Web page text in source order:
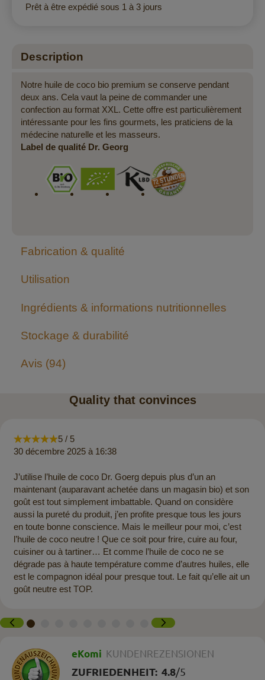
Prêt à être expédié sous 1 à 3 jours
Description
Notre huile de coco bio premium se conserve pendant
deux ans. Cela vaut la peine de commander une
confection au format XXL. Cette offre est particulièrement
intéressante pour les fins gourmets, les praticiens de la
médecine naturelle et les masseurs.
Label de qualité Dr. Georg
Fabrication & qualité
Utilisation
Ingrédients & informations nutritionnelles
Stockage & durabilité
Avis 94
Quality that convinces
5 / 5
30 décembre 2025 à 16:38
J’utilise l’huile de coco Dr. Goerg depuis plus d’un an
maintenant (auparavant achetée dans un magasin bio) et son
goût est tout simplement imbattable. Quand on considère
aussi la pureté du produit, j’en profite presque tous les jours
en toute bonne conscience. Mais le meilleur pour moi, c’est
l’huile de coco neutre ! Que ce soit pour frire, cuire au four,
cuisiner ou à tartiner… Et comme l’huile de coco ne se
dégrade pas à haute température comme d’autres huiles, elle
est le compagnon idéal pour presque tout. Le fait qu’elle ait un
goût neutre est TOP.
eKomi KUNDENREZENSIONEN
ZUFRIEDENHEIT: 4.8/5